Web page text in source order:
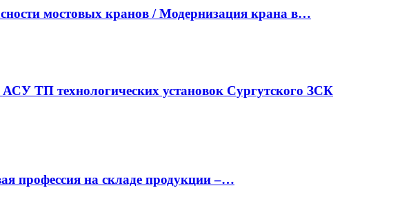
мостовых кранов / Модернизация крана в…
ТП технологических установок Сургутского ЗСК
профессия на складе продукции –…